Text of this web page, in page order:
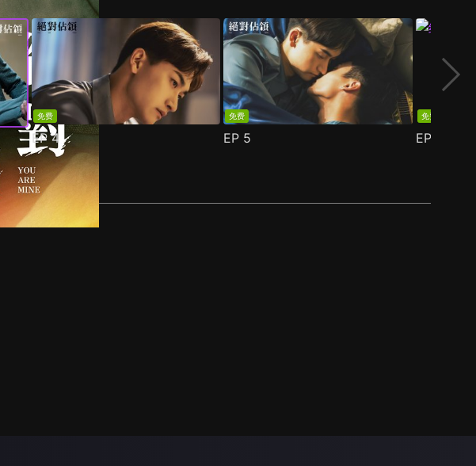
免费
EP4
免费
EP 5
免费
EP